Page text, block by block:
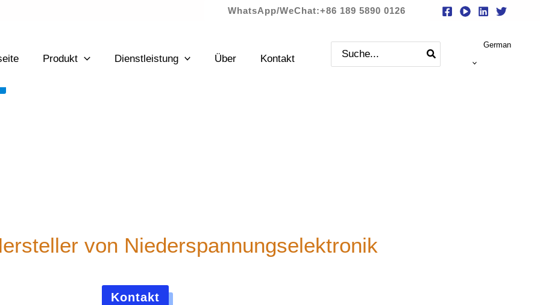
WhatsApp/WeChat:+86 189 5890 0126
Produkt Dienstleistung Über Kontakt
Suche
nach:
German
von Niederspannungselektronik
Kontakt